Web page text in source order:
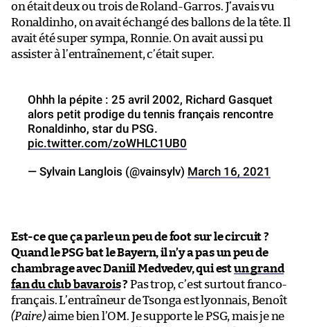
on était deux ou trois de Roland-Garros. J’avais vu
Ronaldinho, on avait échangé des ballons de la tête. Il
avait été super sympa, Ronnie. On avait aussi pu
assister à l’entraînement, c’était super.
Ohhh la pépite : 25 avril 2002, Richard Gasquet
alors petit prodige du tennis français rencontre
Ronaldinho, star du PSG.
pic.twitter.com/zoWHLC1UB0
— Sylvain Langlois (@vainsylv) March 16, 2021
Est-ce que ça parle un peu de foot sur le circuit ?
Quand le PSG bat le Bayern, il n’y a pas un peu de
chambrage avec Daniil Medvedev, qui estun grand
fan du club bavarois? Pas trop, c’est surtout franco-
français. L’entraîneur de Tsonga est lyonnais, Benoît
(Paire)aime bien l’OM. Je supporte le PSG, mais je ne